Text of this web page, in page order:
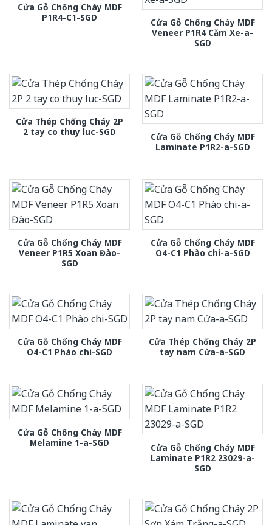
Cửa Gỗ Chống Cháy MDF
P1R4-C1-SGD
Cửa Gỗ Chống Cháy MDF
Veneer P1R4 Căm Xe-a-
SGD
Cửa Thép Chống Cháy 2P
2 tay co thuy luc-SGD
Cửa Gỗ Chống Cháy MDF
Laminate P1R2-a-SGD
Cửa Gỗ Chống Cháy MDF
Veneer P1R5 Xoan Đào-
SGD
Cửa Gỗ Chống Cháy MDF
O4-C1 Phào chi-a-SGD
Cửa Gỗ Chống Cháy MDF
O4-C1 Phào chi-SGD
Cửa Thép Chống Cháy 2P
tay nam Cửa-a-SGD
Cửa Gỗ Chống Cháy MDF
Melamine 1-a-SGD
Cửa Gỗ Chống Cháy MDF
Laminate P1R2 23029-a-
SGD